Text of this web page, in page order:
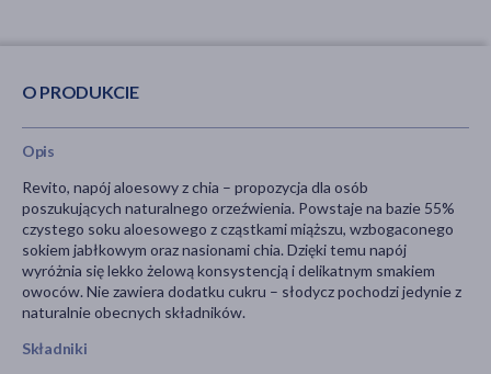
O PRODUKCIE
Opis
Revito, napój aloesowy z chia – propozycja dla osób
poszukujących naturalnego orzeźwienia. Powstaje na bazie 55%
czystego soku aloesowego z cząstkami miąższu, wzbogaconego
sokiem jabłkowym oraz nasionami chia. Dzięki temu napój
wyróżnia się lekko żelową konsystencją i delikatnym smakiem
owoców. Nie zawiera dodatku cukru – słodycz pochodzi jedynie z
naturalnie obecnych składników.
Składniki